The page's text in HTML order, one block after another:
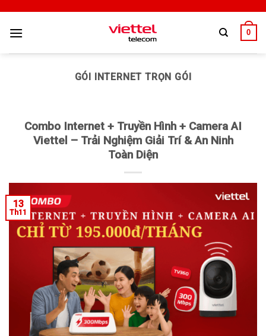
0
GÓI INTERNET TRỌN GÓI
Combo Internet + Truyền Hình + Camera AI
Viettel – Trải Nghiệm Giải Trí & An Ninh
Toàn Diện
13
Th11